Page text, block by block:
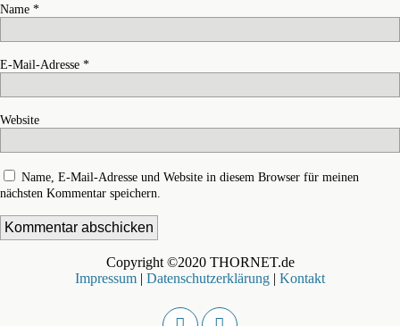
Name *
E-Mail-Adresse *
Website
Name, E-Mail-Adresse und Website in diesem Browser für meinen
nächsten Kommentar speichern.
Copyright ©2020 THORNET.de
Impressum | Datenschutzerklärung | Kontakt